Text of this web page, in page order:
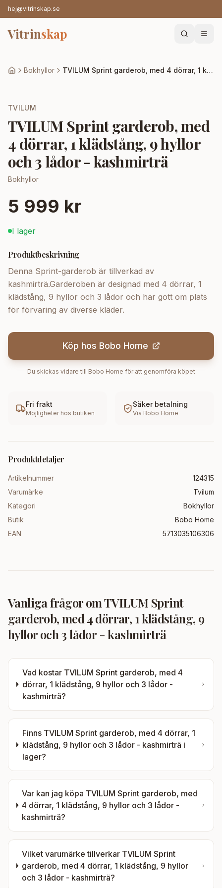
hej@vitrinskap.se
Vitrinskap
Bokhyllor TVILUM Sprint garderob, med 4 dörrar, 1 klädstång, 9 hyllor och 3 lådor - kashmirträ
TVILUM
TVILUM Sprint garderob, med
4 dörrar, 1 klädstång, 9 hyllor
och 3 lådor - kashmirträ
Bokhyllor
5 999 kr
I lager
Produktbeskrivning
Denna Sprint-garderob är tillverkad av
kashmirträ.Garderoben är designad med 4 dörrar, 1
klädstång, 9 hyllor och 3 lådor och har gott om plats
för förvaring av diverse kläder.
Köp hos Bobo Home
Du skickas vidare till Bobo Home för att genomföra köpet
Fri frakt
Möjligheter hos butiken
Säker betalning
Via Bobo Home
Produktdetaljer
Artikelnummer
124315
Varumärke
Tvilum
Kategori
Bokhyllor
Butik
Bobo Home
EAN
5713035106306
Vanliga frågor omTVILUM Sprint
garderob, med 4 dörrar, 1 klädstång, 9
hyllor och 3 lådor - kashmirträ
Vad kostar TVILUM Sprint garderob, med 4
dörrar, 1 klädstång, 9 hyllor och 3 lådor -
kashmirträ?
Finns TVILUM Sprint garderob, med 4 dörrar, 1
klädstång, 9 hyllor och 3 lådor - kashmirträ i
lager?
Var kan jag köpa TVILUM Sprint garderob, med
4 dörrar, 1 klädstång, 9 hyllor och 3 lådor -
kashmirträ?
Vilket varumärke tillverkar TVILUM Sprint
garderob, med 4 dörrar, 1 klädstång, 9 hyllor
och 3 lådor - kashmirträ?